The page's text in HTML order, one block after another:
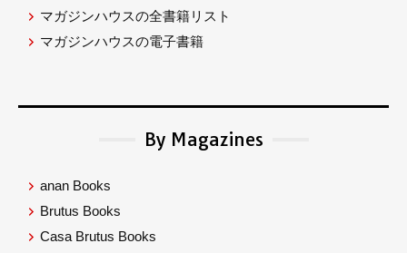
マガジンハウスの全書籍リスト
マガジンハウスの電子書籍
By Magazines
anan Books
Brutus Books
Casa Brutus Books